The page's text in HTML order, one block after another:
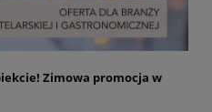
Zimowa promocja w